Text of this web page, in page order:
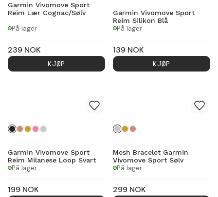
Garmin Vivomove Sport
Reim Lær Cognac/Sølv
På lager
239 NOK
KJØP
Garmin Vivomove Sport
Reim Silikon Blå
På lager
139 NOK
KJØP
Garmin Vivomove Sport
Reim Milanese Loop Svart
På lager
199 NOK
Mesh Bracelet Garmin
Vivomove Sport Sølv
På lager
299 NOK